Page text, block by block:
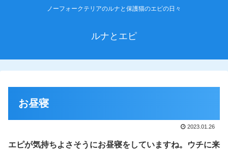
ノーフォークテリアのルナと保護猫のエピの日々
ルナとエピ
お昼寝
2023.01.26
エピが気持ちよさそうにお昼寝をしていますね。ウチに来